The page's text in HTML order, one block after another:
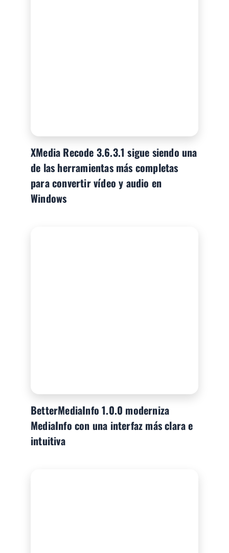
XMedia Recode 3.6.3.1 sigue siendo una
de las herramientas más completas
para convertir vídeo y audio en
Windows
BetterMediaInfo 1.0.0 moderniza
MediaInfo con una interfaz más clara e
intuitiva